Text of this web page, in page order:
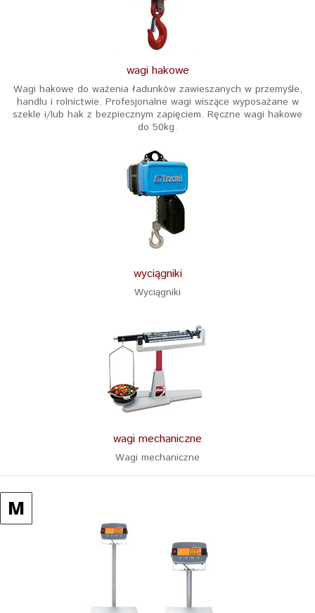
wagi hakowe
Wagi hakowe do ważenia ładunków zawieszanych w przemyśle,
handlu i rolnictwie. Profesjonalne wagi wiszące wyposażane w
szekle i/lub hak z bezpiecznym zapięciem. Ręczne wagi hakowe
do 50kg.
wyciągniki
Wyciągniki
wagi mechaniczne
Wagi mechaniczne